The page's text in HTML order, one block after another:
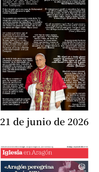
21 de junio de 2026